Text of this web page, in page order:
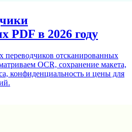
PDF в 2026 году
переводчиков отсканированных
OCR, сохранение макета,
конфиденциальность и цены для